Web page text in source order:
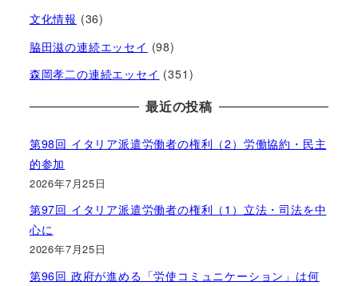
文化情報 (36)
脇田滋の連続エッセイ (98)
森岡孝二の連続エッセイ (351)
最近の投稿
第98回 イタリア派遣労働者の権利（2）労働協約・民主
的参加
2026年7月25日
第97回 イタリア派遣労働者の権利（1）立法・司法を中
心に
2026年7月25日
第96回 政府が進める「労使コミュニケーション」は何